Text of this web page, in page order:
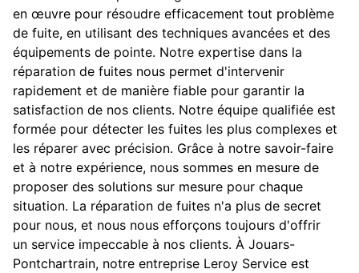
en œuvre pour résoudre efficacement tout problème
de fuite, en utilisant des techniques avancées et des
équipements de pointe. Notre expertise dans la
réparation de fuites nous permet d'intervenir
rapidement et de manière fiable pour garantir la
satisfaction de nos clients. Notre équipe qualifiée est
formée pour détecter les fuites les plus complexes et
les réparer avec précision. Grâce à notre savoir-faire
et à notre expérience, nous sommes en mesure de
proposer des solutions sur mesure pour chaque
situation. La réparation de fuites n'a plus de secret
pour nous, et nous nous efforçons toujours d'offrir
un service impeccable à nos clients. À Jouars-
Pontchartrain, notre entreprise Leroy Service est